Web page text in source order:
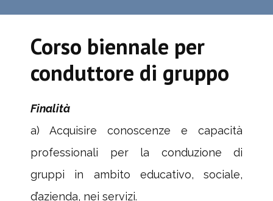
Corso biennale per
conduttore di gruppo
Finalità
a) Acquisire conoscenze e capacità
professionali per la conduzione di
gruppi in ambito educativo, sociale,
d’azienda, nei servizi.